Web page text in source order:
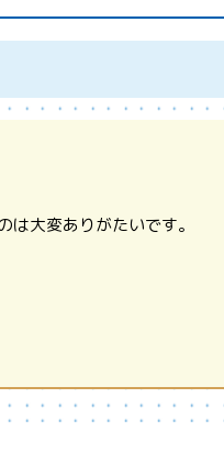
大変ありがたいです。